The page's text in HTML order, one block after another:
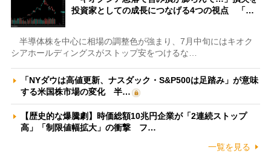
投資家としての成長につなげる4つの視点 「…
半導体株を中心に相場の調整色が強まり、7月中旬にはキオク
シアホールディングスがストップ安をつけるな…
「NYダウは高値更新、ナスダック・S&P500は足踏み」が意味
する米国株市場の変化 半…
【歴史的な爆騰劇】時価総額10兆円企業が「2連続ストップ
高」「制限値幅拡大」の衝撃 フ…
一覧を見る